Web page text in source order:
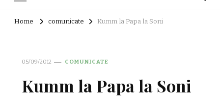
Home comunicate Kumm la Papa la Soni
05/09/2012 COMUNICATE
Kumm la Papa la Soni